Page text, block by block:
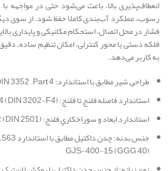
انعطاف‌پذیری بالا، باعث می‌شود حتی در مواجهه
رسوب، عملکرد آب‌بندی کاملا حفظ شود. از سوی
فشار در محل اتصال، استحکام مکانیکی و پایداری
فلکه دستی یا محور کنترلی، امکان تنظیم ساده،
به کاربر می‌دهد.
طراحی شیر مطابق با استاندارد: DIN 3352 – Part 4
استاندارد فاصله فلنج تا فلنج: DIN EN 558-1 Series 14 (DIN 3202-F4)
استاندارد ابعاد و سوراخکاري فلنج: DIN EN 1092-2 (DIN 2501)
GJS-400-15 (GGG 40)